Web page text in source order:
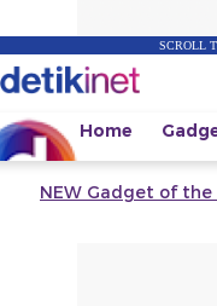
SCROLL
Home
NEW Gadget of the